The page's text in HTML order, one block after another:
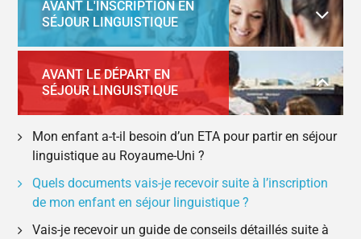
AVANT L'INSCRIPTION EN
SÉJOUR LINGUISTIQUE
AVANT LE DÉPART EN
SÉJOUR LINGUISTIQUE
Mon enfant a-t-il besoin d’un ETA pour partir en séjour
linguistique au Royaume-Uni ?
Quels documents vais-je recevoir suite à l’inscription
de mon enfant en séjour linguistique ?
Vais-je recevoir un guide de conseils détaillés suite à